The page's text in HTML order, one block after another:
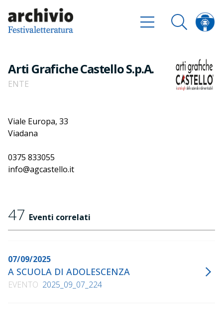
Arti Grafiche Castello S.p.A.
ENTE
Viale Europa, 33
Viadana
0375 833055
info@agcastello.it
47 Eventi correlati
07/09/2025
A SCUOLA DI ADOLESCENZA
EVENTO 2025_09_07_224